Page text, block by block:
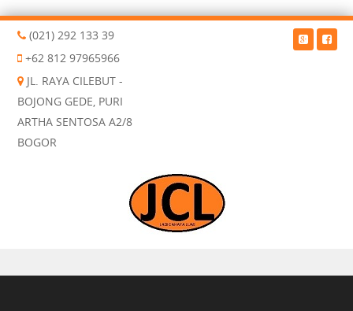
(021) 292 133 39
+62 812 97965966
JL. RAYA CILEBUT -
BOJONG GEDE, PURI
ARTHA SENTOSA A2/8
BOGOR